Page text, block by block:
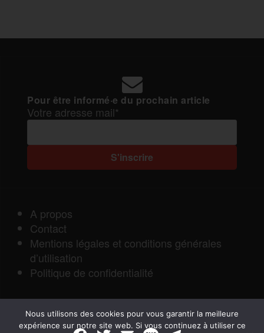
Pour être informé·e du prochain article
Votre adresse mail*
A propos
Contact
Mentions légales et conditions générales
d’utilisation
Politique de confidentialité
Nous utilisons des cookies pour vous garantir la meilleure
expérience sur notre site web. Si vous continuez à utiliser ce